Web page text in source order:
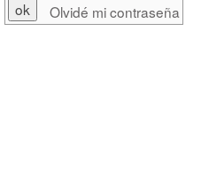
Olvidé mi contraseña